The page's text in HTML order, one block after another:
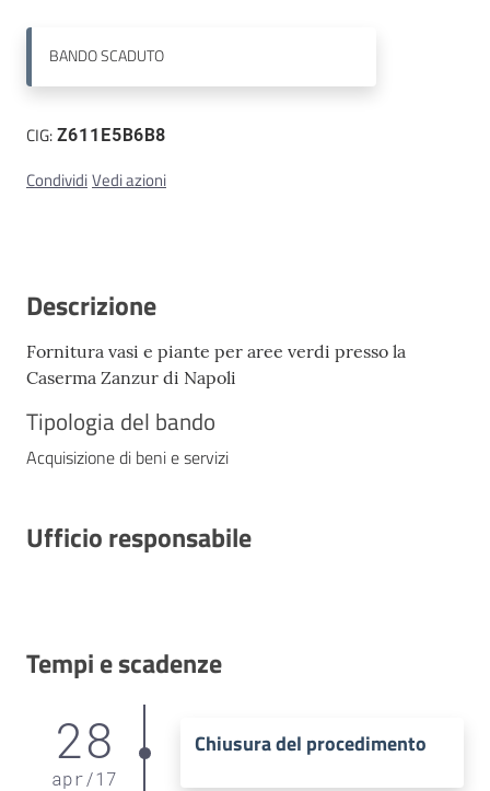
BANDOSCADUTO
CIG:Z611E5B6B8
CondividiVedi azioni
Descrizione
Fornitura vasi e piante per aree verdi presso la
Caserma Zanzur di Napoli
Tipologia del bando
Acquisizione di beni e servizi
Ufficio responsabile
Tempi e scadenze
28
apr/17
Chiusura del procedimento